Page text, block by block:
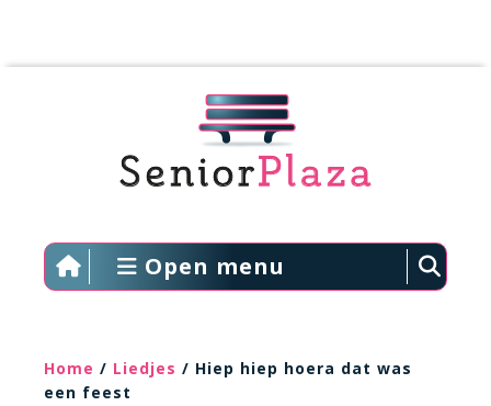
Open menu
Home / Liedjes / Hiep hiep hoera dat was
een feest